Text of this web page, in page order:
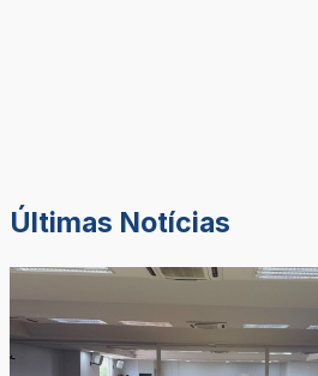
Últimas Notícias